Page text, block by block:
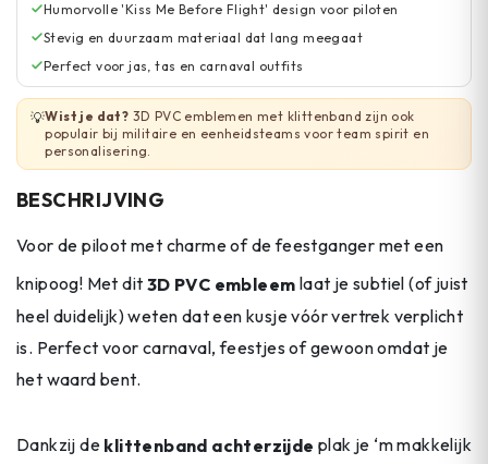
Humorvolle 'Kiss Me Before Flight' design voor piloten
Stevig en duurzaam materiaal dat lang meegaat
Perfect voor jas, tas en carnaval outfits
💡Wist je dat? 3D PVC emblemen met klittenband zijn ook
populair bij militaire en eenheidsteams voor team spirit en
personalisering.
BESCHRIJVING
Voor de piloot met charme of de feestganger met een
knipoog! Met dit 3D PVC embleem laat je subtiel (of juist
heel duidelijk) weten dat een kusje vóór vertrek verplicht
is. Perfect voor carnaval, feestjes of gewoon omdat je
het waard bent.
Dankzij de klittenband achterzijde plak je ‘m makkelijk